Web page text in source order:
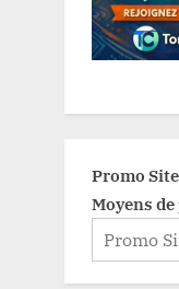
Promo
Moyens